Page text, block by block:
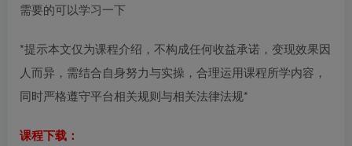
需要的可以学习一下
*提示本文仅为课程介绍，不构成任何收益承诺，变现效果因
人而异，需结合自身努力与实操，合理运用课程所学内容，
同时严格遵守平台相关规则与相关法律法规*
课程下载：